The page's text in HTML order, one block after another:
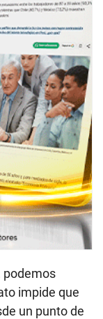
podemos
impide que
un punto de